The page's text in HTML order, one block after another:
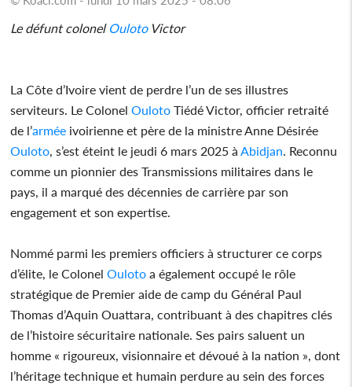
Le défunt colonel OulotoVictor
La Côte d’Ivoire vient de perdre l’un de ses illustres
serviteurs. Le ColonelOuloto Tiédé Victor, officier retraité
de l’armée ivoirienne et père de la ministre Anne Désirée
Ouloto , s’est éteint le jeudi 6 mars 2025 à Abidjan . Reconnu
comme un pionnier des Transmissions militaires dans le
pays, il a marqué des décennies de carrière par son
engagement et son expertise.
Nommé parmi les premiers officiers à structurer ce corps
d’élite, le ColonelOuloto a également occupé le rôle
stratégique de Premier aide de camp du Général Paul
Thomas d’Aquin Ouattara, contribuant à des chapitres clés
de l’histoire sécuritaire nationale. Ses pairs saluent un
homme « rigoureux, visionnaire et dévoué à la nation », dont
l’héritage technique et humain perdure au sein des forces